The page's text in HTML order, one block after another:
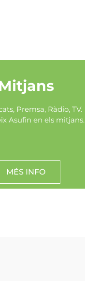
Premsa, Ràdio, TV.
Asufin en els mitjans.
MÉS INFO